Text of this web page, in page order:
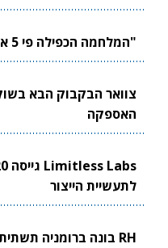
"המלחמה הכפילה פי 5 את שוק הייצור המיידי"
האספקה
לתעשיית הייצור
RH בונה ברומניה תשתית ייצור ביטחוני ישראלית